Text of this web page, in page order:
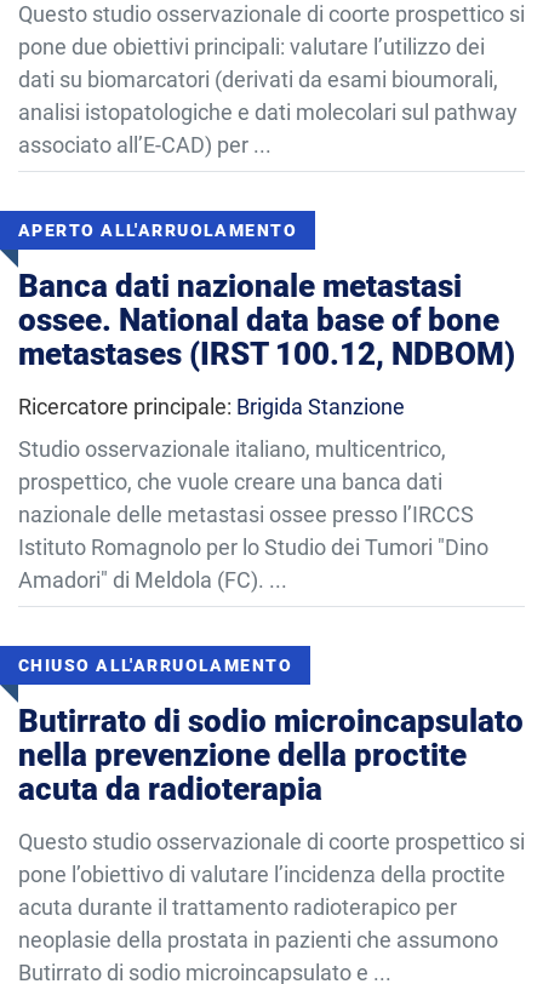
Questo studio osservazionale di coorte prospettico si
pone due obiettivi principali: valutare l’utilizzo dei
dati su biomarcatori (derivati da esami bioumorali,
analisi istopatologiche e dati molecolari sul pathway
associato all’E-CAD) per ...
APERTO ALL'ARRUOLAMENTO
Banca dati nazionale metastasi
ossee. National data base of bone
metastases (IRST 100.12, NDBOM)
Ricercatore principale: Brigida Stanzione
Studio osservazionale italiano, multicentrico,
prospettico, che vuole creare una banca dati
nazionale delle metastasi ossee presso l’IRCCS
Istituto Romagnolo per lo Studio dei Tumori "Dino
Amadori" di Meldola (FC). ...
CHIUSO ALL'ARRUOLAMENTO
Butirrato di sodio microincapsulato
nella prevenzione della proctite
acuta da radioterapia
Questo studio osservazionale di coorte prospettico si
pone l’obiettivo di valutare l’incidenza della proctite
acuta durante il trattamento radioterapico per
neoplasie della prostata in pazienti che assumono
Butirrato di sodio microincapsulato e ...